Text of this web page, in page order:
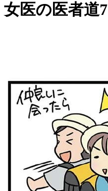
女医の医者道7